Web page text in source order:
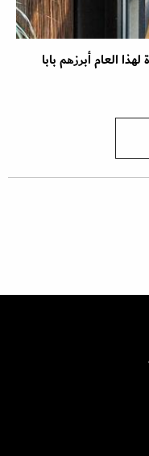
لهذا العام أبرزهم بابا